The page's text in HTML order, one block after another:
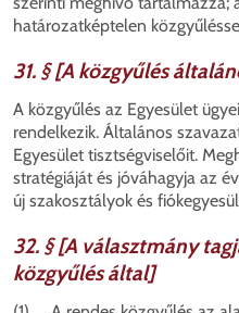
határozatképtelen
31. § [A közgyűlés
A közgyűlés az Egyesület
rendelkezik. Általános
Egyesület tisztségviselőit.
stratégiáját és jóváhagyja az
új szakosztályok és
32. § [A választmány
közgyűlés által]